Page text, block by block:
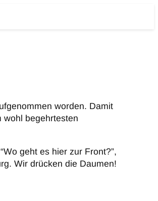
worden. Damit
wohl begehrtesten
geht es hier zur Front?”,
Wir drücken die Daumen!